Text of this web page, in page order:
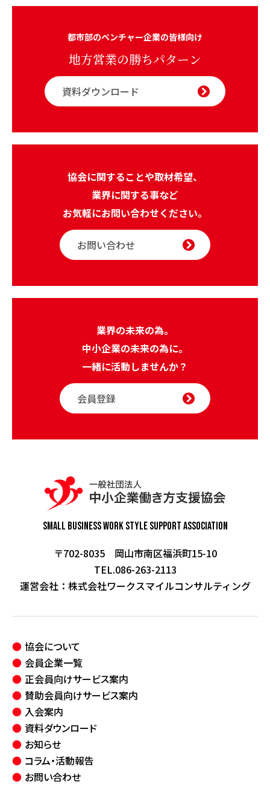
都市部のベンチャー企業の皆様向け
地方営業の勝ちパターン
資料ダウンロード
協会に関することや取材希望、
業界に関する事など
お気軽にお問い合わせください。
お問い合わせ
業界の未来の為。
中小企業の未来の為に。
一緒に活動しませんか？
会員登録
Small Business Work StyleSupport Association
〒702-8035 岡山市南区福浜町15-10
TEL.086-263-2113
運営会社： 株式会社ワークスマイルコンサルティング
協会について
会員企業一覧
正会員向けサービス案内
賛助会員向けサービス案内
入会案内
資料ダウンロード
お知らせ
コラム・活動報告
お問い合わせ